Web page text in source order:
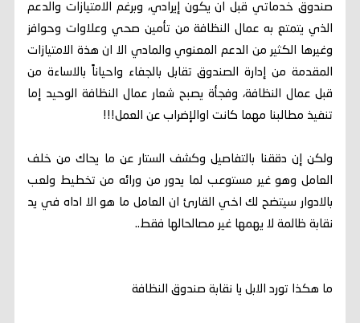
صندوق خدماتي قبل ان يكون إيرادي، وبرغم الامتيازات والدعم
الذي يتمتع به عمال النظافة من تأمين صحي وعلاوات وحوافز
وغيرها الكثير من الدعم المعنوي والمادي الا ان هذة الامتيازات
المقدمة من إدارة الصندوق تقابل بالجفاء واحياناً بالاساءة من
قبل عمال النظافة، وفجأة يصبح شعار عمال النظافة الوحيد إما
تنفيذ مطالبنا مهما كانت اوالإضراب عن العمل!!!
ولكن إن دققنا بالتفاصيل وكشف الستار عن ما يحاك من خلف
العامل وهو غير مستوعب لما يدور من ورائه من تخطيط ولعب
بالادوار سيتضح لك اخي القارئ ان العامل ما هو الا اداه في يد
نقابة ظالمة لا يهمها غير مصالحالها فقط..
ما هكذا تورد الابل يا نقابة صندوق النظافة